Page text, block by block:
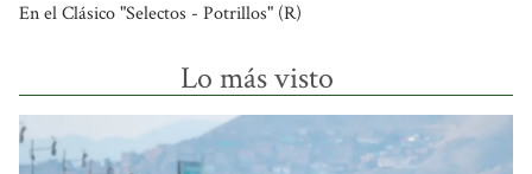
En el Clásico "Selectos - Potrillos" (R)
Lo más visto